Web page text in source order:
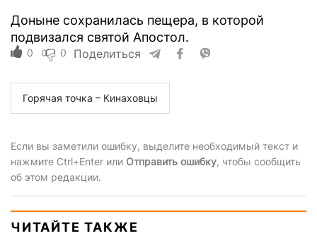
Доныне сохранилась пещера, в которой
подвизался святой Апостол.
0 0 Поделиться
Горячая точка – Кинаховцы
Если вы заметили ошибку, выделите необходимый текст и
нажмите Ctrl+Enter или Отправить ошибку, чтобы сообщить
об этом редакции.
ЧИТАЙТЕ ТАКЖЕ